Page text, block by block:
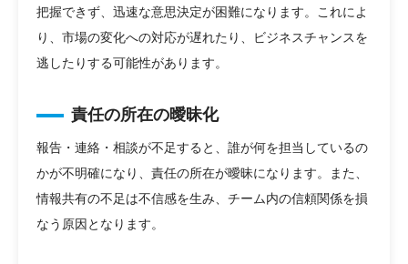
把握できず、迅速な意思決定が困難になります。これによ
り、市場の変化への対応が遅れたり、ビジネスチャンスを
逃したりする可能性があります。
責任の所在の曖昧化
報告・連絡・相談が不足すると、誰が何を担当しているの
かが不明確になり、責任の所在が曖昧になります。また、
情報共有の不足は不信感を生み、チーム内の信頼関係を損
なう原因となります。